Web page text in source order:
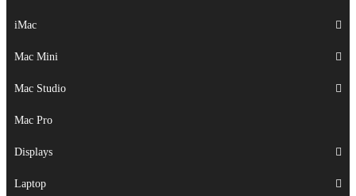
Mac cũ
iMac
Mac Mini
Mac Studio
Mac Pro
Displays
iMac
Mac Mini
Mac Studio
Mac Pro
Displays
Laptop